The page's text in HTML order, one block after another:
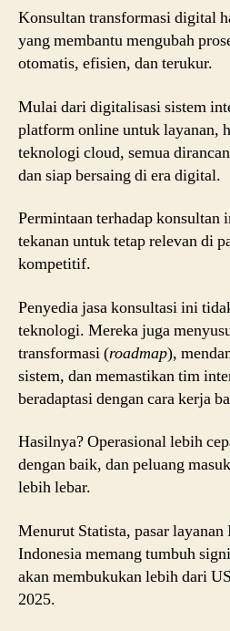
Konsultan transformasi digital
yang membantu mengubah
otomatis, efisien, dan terukur.
Mulai dari digitalisasi sistem
platform online untuk layanan,
teknologi cloud, semua
dan siap bersaing di era digital.
Permintaan terhadap konsultan
tekanan untuk tetap relevan di
kompetitif.
Penyedia jasa konsultasi ini
teknologi. Mereka juga
transformasi (roadmap),
sistem, dan memastikan tim
beradaptasi dengan cara kerja
Hasilnya? Operasional lebih
dengan baik, dan peluang
lebih lebar.
Menurut Statista, pasar
Indonesia memang tumbuh
akan membukukan lebih dari
2025.